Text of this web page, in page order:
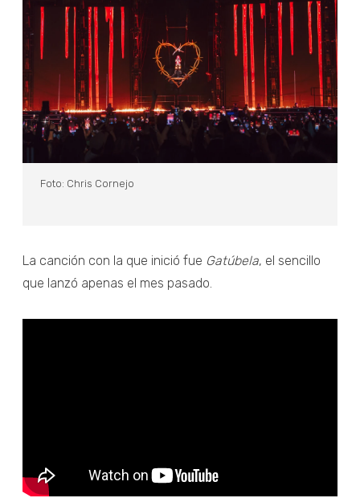
Foto: Chris Cornejo
La canción con la que inició fue Gatúbela, el sencillo
que lanzó apenas el mes pasado.